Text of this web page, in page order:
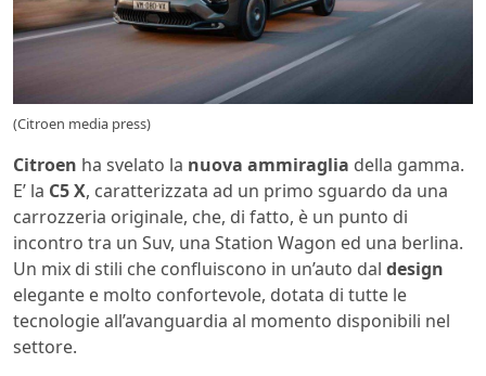
(Citroen media press)
Citroen ha svelato la nuova ammiraglia della gamma.
E’ la C5 X, caratterizzata ad un primo sguardo da una
carrozzeria originale, che, di fatto, è un punto di
incontro tra un Suv, una Station Wagon ed una berlina.
Un mix di stili che confluiscono in un’auto dal design
elegante e molto confortevole, dotata di tutte le
tecnologie all’avanguardia al momento disponibili nel
settore.